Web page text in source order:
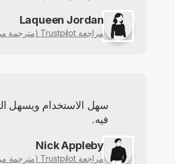
Laqueen Jordan
مراجعة Trustpilot (مترجمة من الإنجليزية)
سهل الاستخدام ويسهل
فيه.
Nick Appleby
مراجعة Trustpilot (مترجمة من الإنجليزية)